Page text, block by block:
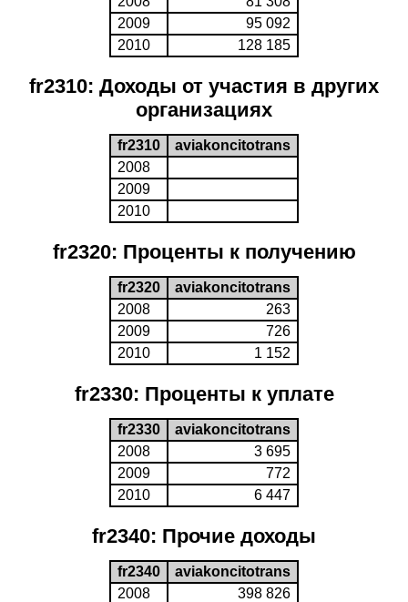
2009
95 092
2010
128 185
fr2310: Доходы от участия в других
организациях
fr2310
aviakoncitotrans
2008
2009
2010
fr2320: Проценты к получению
fr2320
aviakoncitotrans
2008
263
2009
726
2010
1 152
fr2330: Проценты к уплате
fr2330
aviakoncitotrans
2008
3 695
2009
772
2010
6 447
fr2340: Прочие доходы
fr2340
aviakoncitotrans
2008
398 826